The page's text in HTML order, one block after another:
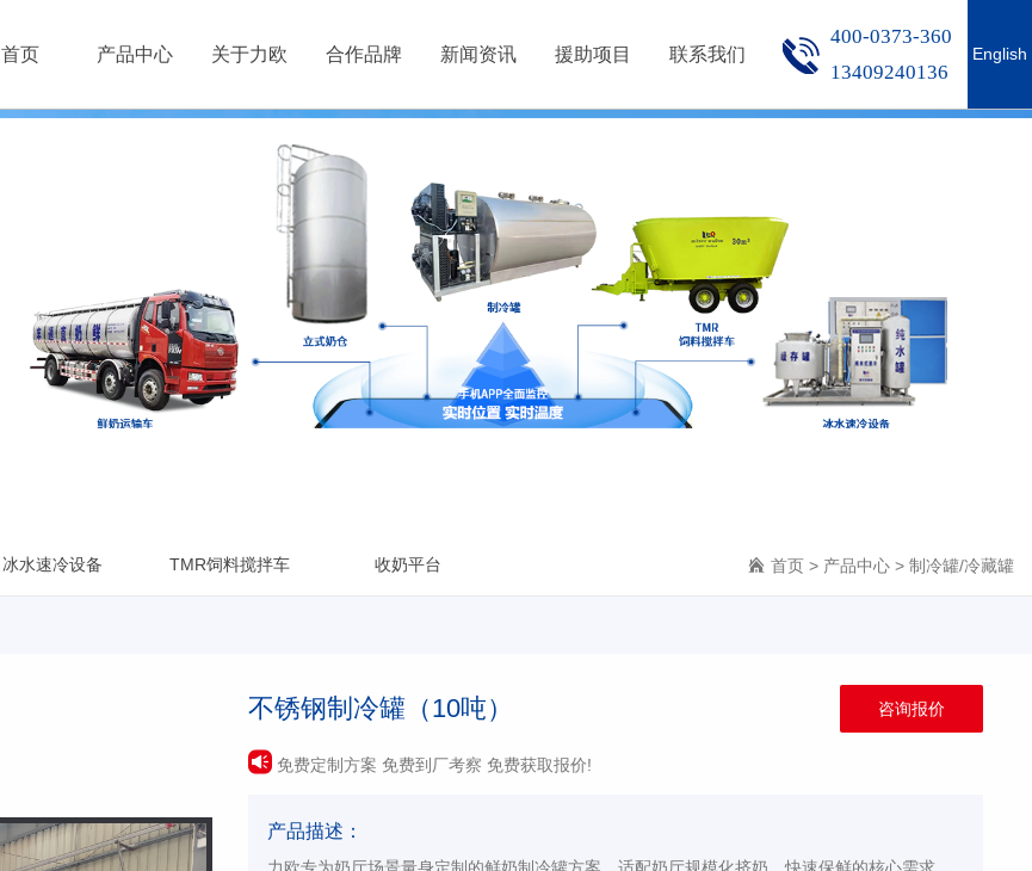
首页 产品中心
立式奶仓
冰水速冷设备
TMR饲料搅拌车
关于力欧
企业文化
车间生产设备
合作品牌 新闻资讯 援助项目 联系我们
在线留言
地图导航
400-0373-360
13409240136
English
冰水速冷设备 TMR饲料搅拌车 收奶平台 首页 > 产品中心 > 制冷罐/冷藏罐
不锈钢制冷罐（10吨）
免费定制方案 免费到厂考察 免费获取报价!
咨询报价
产品描述：